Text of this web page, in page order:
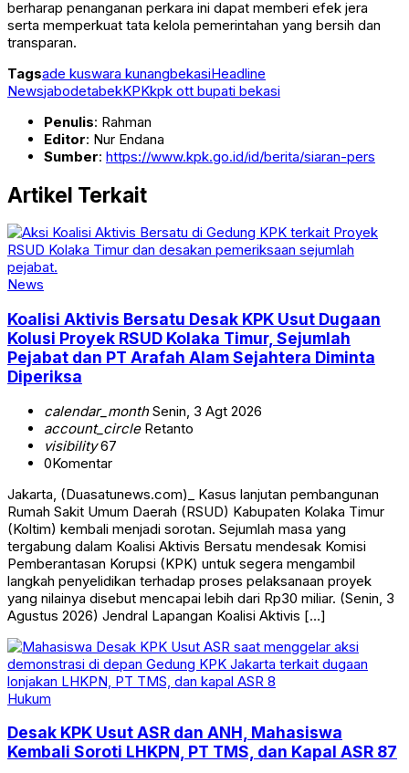
berharap penanganan perkara ini dapat memberi efek jera
serta memperkuat tata kelola pemerintahan yang bersih dan
transparan.
Tagsade kuswara kunangbekasiHeadline
NewsjabodetabekKPKkpk ott bupati bekasi
Penulis: Rahman
Editor: Nur Endana
Sumber: https://www.kpk.go.id/id/berita/siaran-pers
Artikel Terkait
News
Koalisi Aktivis Bersatu Desak KPK Usut Dugaan
Kolusi Proyek RSUD Kolaka Timur, Sejumlah
Pejabat dan PT Arafah Alam Sejahtera Diminta
Diperiksa
calendar_monthSenin, 3 Agt 2026
account_circleRetanto
visibility67
0Komentar
Jakarta, (Duasatunews.com)_ Kasus lanjutan pembangunan
Rumah Sakit Umum Daerah (RSUD) Kabupaten Kolaka Timur
(Koltim) kembali menjadi sorotan. Sejumlah masa yang
tergabung dalam Koalisi Aktivis Bersatu mendesak Komisi
Pemberantasan Korupsi (KPK) untuk segera mengambil
langkah penyelidikan terhadap proses pelaksanaan proyek
yang nilainya disebut mencapai lebih dari Rp30 miliar. (Senin, 3
Agustus 2026) Jendral Lapangan Koalisi Aktivis […]
Hukum
Desak KPK Usut ASR dan ANH, Mahasiswa
Kembali Soroti LHKPN, PT TMS, dan Kapal ASR 87